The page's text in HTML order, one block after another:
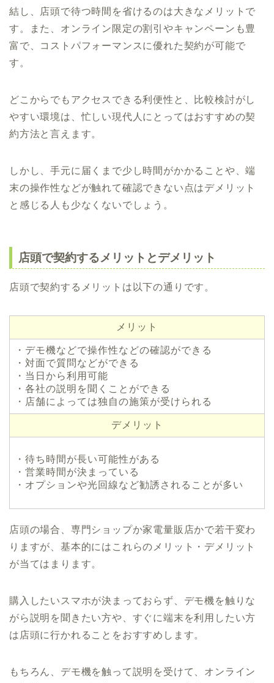
結し、店頭で待つ時間を省けるのは大きなメリットで
す。また、オンライン限定の割引やキャンペーンも豊
富で、コストパフォーマンスに優れた契約が可能で
す。
どこからでもアクセスできる利便性と、比較検討がし
やすい環境は、忙しい現代人にとってはおすすめの契
約方法と言えます。
しかし、手元に届くまで少し時間がかかることや、端
末の操作性などが触れて確認できない点はデメリット
と感じる人も少なくないでしょう。
店頭で契約するメリットとデメリット
店頭で契約するメリットは以下の通りです。
メリット
・デモ機などで操作性などの確認ができる
・対面で質問などができる
・当日から利用可能
・各社の説明を聞くことができる
・店舗によっては独自の施策が受けられる
デメリット
・待ち時間が長い可能性がある
・営業時間が決まっている
・オプションや光回線など勧誘されることが多い
店頭の場合、専門ショップか家電量販店かで若干変わ
りますが、基本的にはこれらのメリット・デメリット
が当てはまります。
購入したいスマホが決まっておらず、デモ機を触りな
がら説明を聞きたい方や、すぐに端末を利用したい方
は店頭に行かれることをおすすめします。
もちろん、デモ機を触って説明を受けて、オンライン